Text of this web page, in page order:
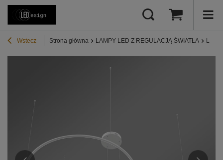
Wstecz Strona główna LAMPY LED Z REGULACJĄ ŚWIATŁA